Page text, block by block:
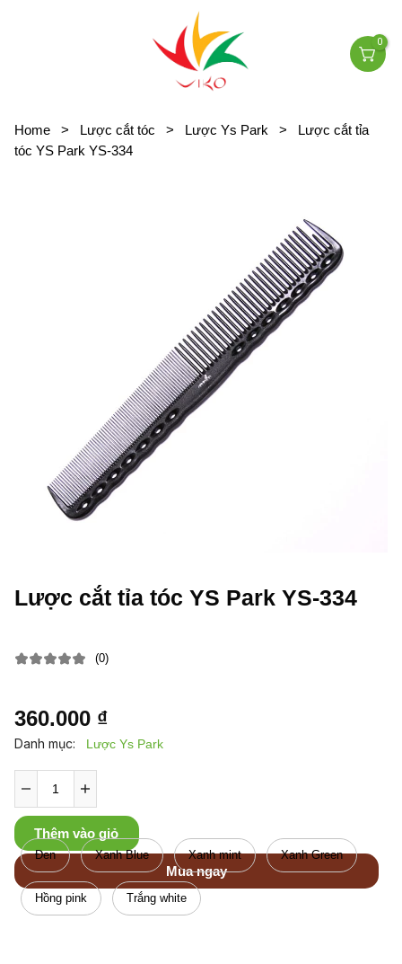
0
Home > Lược cắt tóc > Lược Ys Park >
Lược cắt tỉa
tóc YS Park YS-334
Lược cắt tỉa tóc YS Park YS-334
(0)
360.000 ₫
Thêm vào giỏ
Mua ngay
Danh mục: Lược Ys Park
Đen Xanh Blue Xanh mint Xanh Green
Hồng pink Trắng white